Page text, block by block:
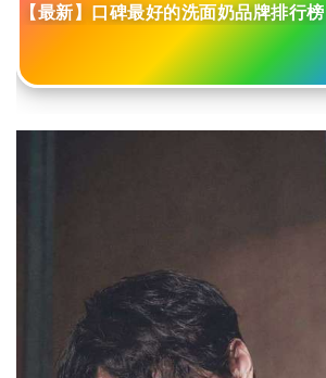
【最新】口碑最好的洗面奶品牌排行榜